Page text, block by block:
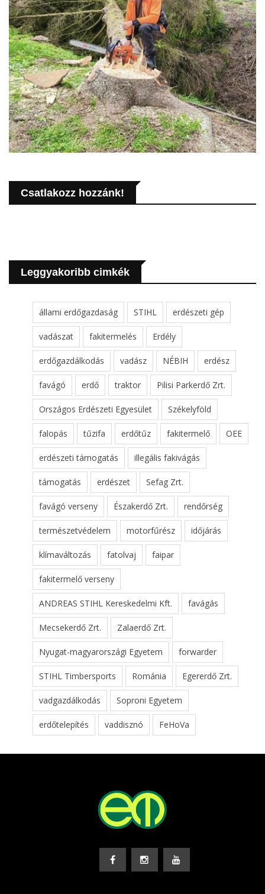
Csatlakozz hozzánk!
Leggyakoribb cimkék
állami erdőgazdaság STIHL erdészeti gép
vadászat fakitermelés Erdély
erdőgazdálkodás vadász NÉBIH erdész
favágó erdő traktor Pilisi Parkerdő Zrt.
Országos Erdészeti Egyesület Székelyföld
falopás tűzifa erdőtűz fakitermelő OEE
erdészeti támogatás illegális fakivágás
támogatás erdészet Sefag Zrt.
favágó verseny Északerdő Zrt. rendőrség
természetvédelem motorfűrész időjárás
klímaváltozás fatolvaj faipar
fakitermelő verseny
ANDREAS STIHL Kereskedelmi Kft. favágás
Mecsekerdő Zrt. Zalaerdő Zrt.
Nyugat-magyarországi Egyetem forwarder
STIHL Timbersports Románia Egererdő Zrt.
vadgazdálkodás Soproni Egyetem
erdőtelepítés vaddisznó FeHoVa